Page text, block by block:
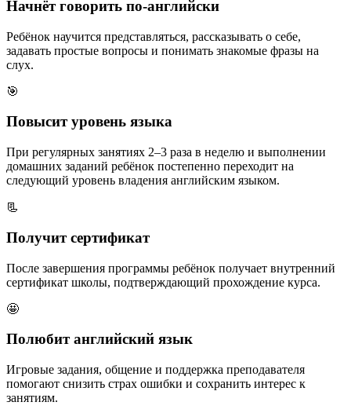
Начнёт говорить по-английски
Ребёнок научится представляться, рассказывать о себе,
задавать простые вопросы и понимать знакомые фразы на
слух.
🎯
Повысит уровень языка
При регулярных занятиях 2–3 раза в неделю и выполнении
домашних заданий ребёнок постепенно переходит на
следующий уровень владения английским языком.
📃
Получит сертификат
После завершения программы ребёнок получает внутренний
сертификат школы, подтверждающий прохождение курса.
🤩
Полюбит английский язык
Игровые задания, общение и поддержка преподавателя
помогают снизить страх ошибки и сохранить интерес к
занятиям.